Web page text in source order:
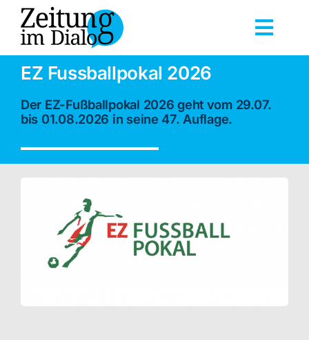
Skip
content
Dokumentationen
Reihen
EZ Fussballpokal 2026
Der EZ-Fußballpokal 2026 geht vom 29.07.
bis 01.08.2026 in seine 47. Auflage.